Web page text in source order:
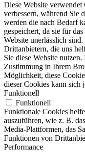
Diese Website
verbessern, während Sie
werden die nach Bedarf
gespeichert, da sie für
Website unerlässlich
Drittanbietern, die uns
Sie diese Website
Zustimmung in Ihrem
Möglichkeit, diese
dieser Cookies kann sich
Funktionell
Funktionell
Funktionale Cookies
auszuführen, wie z. B.
Media-Plattformen, das
Funktionen von
Performance